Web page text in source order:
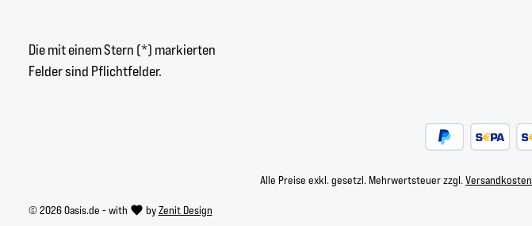
Die mit einem Stern (*) markierten
Felder sind Pflichtfelder.
Alle Preise exkl. gesetzl. Mehrwertsteuer zzgl. Versandkosten
© 2026 Oasis.de - with byZenit Design